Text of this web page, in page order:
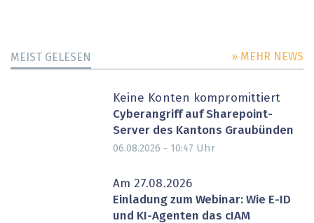
MEIST GELESEN » MEHR NEWS
Keine Konten kompromittiert
Cyberangriff auf Sharepoint-
Server des Kantons Graubünden
06.08.2026 - 10:47 Uhr
Am 27.08.2026
Einladung zum Webinar: Wie E-ID
und KI-Agenten das cIAM